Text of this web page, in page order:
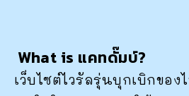
What is แคทดั๊มบ์?
เว็บไซต์ไวรัลรุ่นบุกเบิกของ